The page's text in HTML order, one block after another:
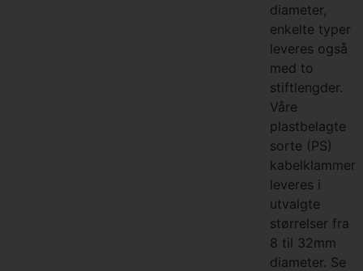
diameter,
enkelte typer
leveres også
med to
stiftlengder.
Våre
plastbelagte
sorte (PS)
kabelklammer
leveres i
utvalgte
størrelser fra
8 til 32mm
diameter. Se